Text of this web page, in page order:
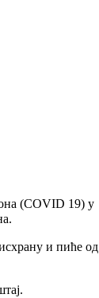
(COVID 19) у
и пиће од